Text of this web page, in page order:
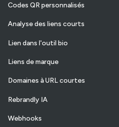
Codes QR personnalisés
Analyse des liens courts
Lien dans l'outil bio
Liens de marque
Domaines à URL courtes
Rebrandly IA
Webhooks